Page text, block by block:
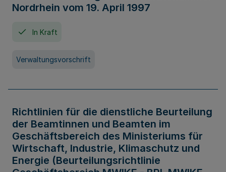
Nordrhein vom 19. April 1997
In Kraft
Verwaltungsvorschrift
Richtlinien für die dienstliche Beurteilung
der Beamtinnen und Beamten im
Geschäftsbereich des Ministeriums für
Wirtschaft, Industrie, Klimaschutz und
Energie (Beurteilungsrichtlinie